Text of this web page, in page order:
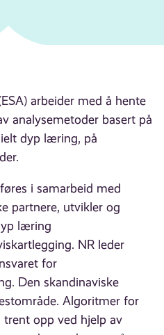
arbeider med å hente
analysemetoder basert på
dyp læring, på
i samarbeid med
partnere, utvikler og
læring
NR leder
for
Den skandinaviske
Algoritmer for
opp ved hjelp av